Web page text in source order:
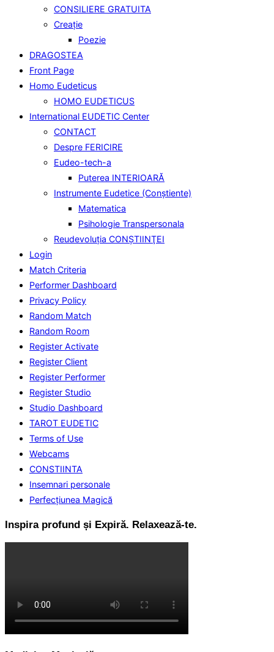
CONSILIERE GRATUITA
Creaţie
Poezie
DRAGOSTEA
Front Page
Homo Eudeticus
HOMO EUDETICUS
International EUDETIC Center
CONTACT
Despre FERICIRE
Eudeo-tech-a
Puterea INTERIOARĂ
Instrumente Eudetice (Conştiente)
Matematica
Psihologie Transpersonala
Reudevoluţia CONŞTIINŢEI
Login
Match Criteria
Performer Dashboard
Privacy Policy
Random Match
Random Room
Register Activate
Register Client
Register Performer
Register Studio
Studio Dashboard
TAROT EUDETIC
Terms of Use
Webcams
CONSTIINTA
Insemnari personale
Perfecţiunea Magică
Inspira profund și Expiră. Relaxează-te.